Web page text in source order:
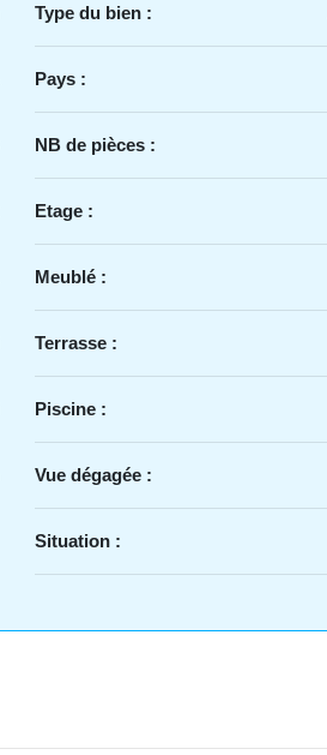
Type du bien :
Pays :
NB de pièces :
Etage :
Meublé :
Terrasse :
Piscine :
Vue dégagée :
Situation :